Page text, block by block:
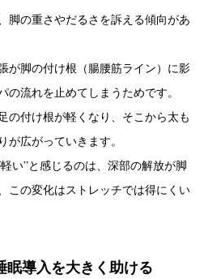
脚の重さやだるさを訴える傾向があ
が脚の付け根（腸腰筋ライン）に影
流れを止めてしまうためです。
の付け根が軽くなり、そこから太も
が広がっていきます。
い”と感じるのは、深部の解放が脚
この変化はストレッチでは得にくい
導入を大きく助ける